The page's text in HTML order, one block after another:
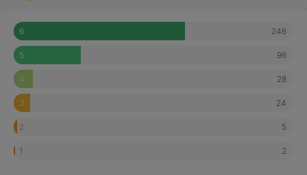
6 246
5 96
4 28
3 24
2 5
1 2